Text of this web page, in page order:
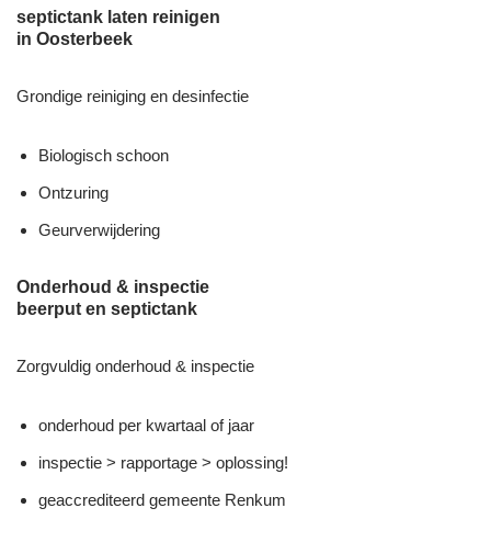
septictank laten reinigen
in Oosterbeek
Grondige reiniging en desinfectie
Biologisch schoon
Ontzuring
Geurverwijdering
Onderhoud & inspectie
beerput en septictank
Zorgvuldig onderhoud & inspectie
onderhoud per kwartaal of jaar
inspectie > rapportage > oplossing!
geaccrediteerd gemeente Renkum